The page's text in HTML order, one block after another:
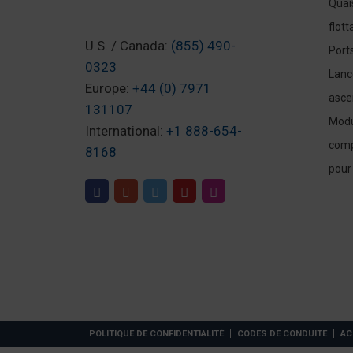
U.S. / Canada: (855) 490-
0323
Europe: +44 (0) 7971
131107
International: +1 888-654-
8168
POLITIQUE DE CONFIDENTIALITÉ CODES DE CONDUITE